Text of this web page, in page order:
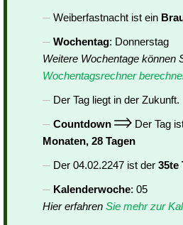
Weiberfastnacht ist ein
Wochentag: Donnerstag
Weitere Wochentage können
Wochentagsrechner
Der Tag liegt in der Zukunft.
Countdown
Der Tag
Monaten, 28 Tagen
Der 04.02.2247 ist der 35te
Kalenderwoche: 05
Hier erfahren Sie mehr zur